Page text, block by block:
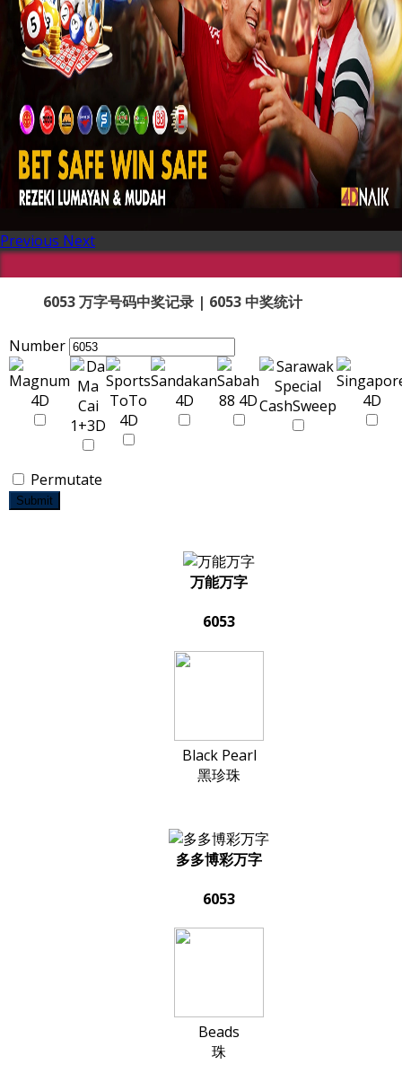
Previous Next
6053 万字号码中奖记录 | 6053 中奖统计
Number
Permutate
Submit
万能万字
6053
Black Pearl
黑珍珠
多多博彩万字
6053
Beads
珠